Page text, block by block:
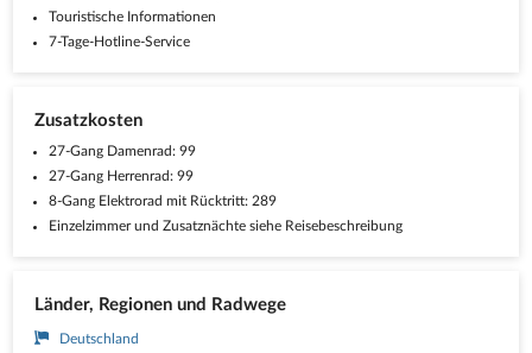
Touristische Informationen
7-Tage-Hotline-Service
Zusatzkosten
27-Gang Damenrad: 99
27-Gang Herrenrad: 99
8-Gang Elektrorad mit Rücktritt: 289
Einzelzimmer und Zusatznächte siehe Reisebeschreibung
Länder, Regionen und Radwege
Deutschland